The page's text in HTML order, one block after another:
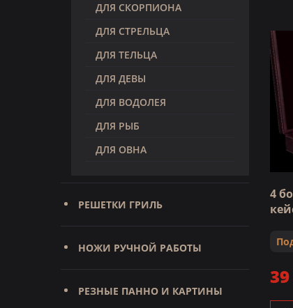
ДЛЯ СКОРПИОНА
ДЛЯ СТРЕЛЬЦА
ДЛЯ ТЕЛЬЦА
ДЛЯ ДЕВЫ
ДЛЯ ВОДОЛЕЯ
ДЛЯ РЫБ
ДЛЯ ОВНА
РЕШЕТКИ ГРИЛЬ
НОЖИ РУЧНОЙ РАБОТЫ
РЕЗНЫЕ ПАННО И КАРТИНЫ
4